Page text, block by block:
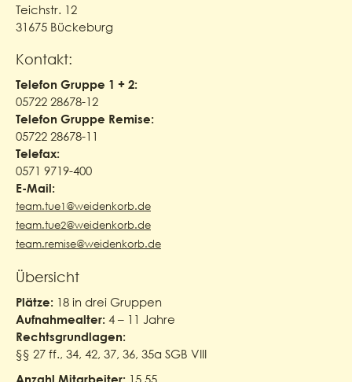
Teichstr. 12
31675 Bückeburg
Kontakt:
Telefon Gruppe 1 + 2:
05722 28678-12
Telefon Gruppe Remise:
05722 28678-11
Telefax:
0571 9719-400
E-Mail:
team.tue1@weidenkorb.de
team.tue2@weidenkorb.de
team.remise@weidenkorb.de
Übersicht
Plätze: 18 in drei Gruppen
Aufnahmealter: 4 – 11 Jahre
Rechtsgrundlagen:
§§ 27 ff., 34, 42, 37, 36, 35a SGB VIII
Anzahl Mitarbeiter: 15,55